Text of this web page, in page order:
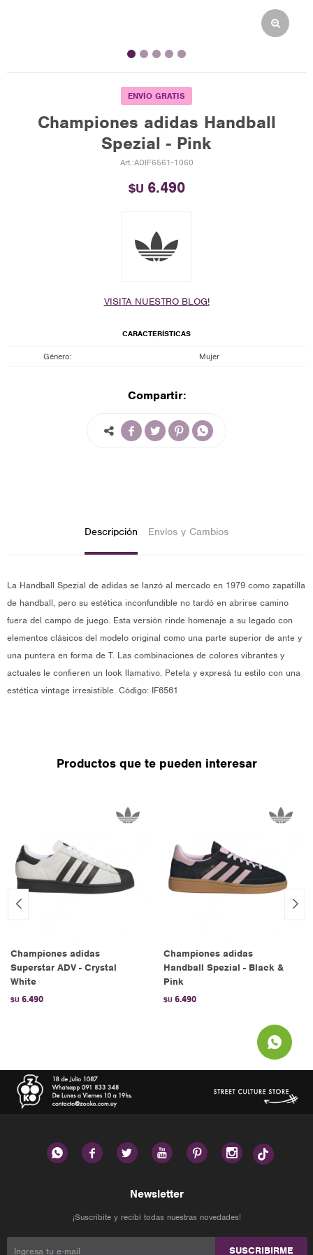
ENVÍO GRATIS
Championes adidas Handball
Spezial - Pink
ADIF6561-1060
$U 6.490
VISITA NUESTRO BLOG!
CARACTERÍSTICAS
Género Mujer
Compartir:
   
Descripción Envíos y Cambios
La Handball Spezial de adidas se lanzó al mercado en 1979 como zapatilla
de handball, pero su estética inconfundible no tardó en abrirse camino
fuera del campo de juego. Esta versión rinde homenaje a su legado con
elementos clásicos del modelo original como una parte superior de ante y
una puntera en forma de T. Las combinaciones de colores vibrantes y
actuales le confieren un look llamativo. Petela y expresá tu estilo con una
estética vintage irresistible. Código: IF6561
Productos que te pueden interesar
Championes adidas
Superstar ADV - Crystal
White
$U 6.490
Championes adidas
Handball Spezial - Black &
Pink
$U 6.490
     
Newsletter
¡Suscribite y recibí todas nuestras novedades!
SUSCRIBIRME